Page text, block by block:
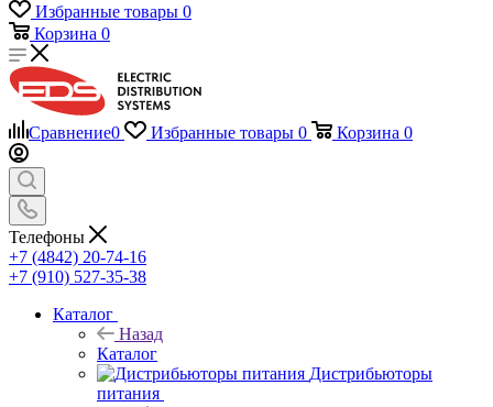
Избранные товары 0
Корзина 0
Сравнение0 Избранные товары 0 Корзина 0
Телефоны
+7 (4842) 20-74-16
+7 (910) 527-35-38
Каталог
Назад
Каталог
Дистрибьюторы
питания